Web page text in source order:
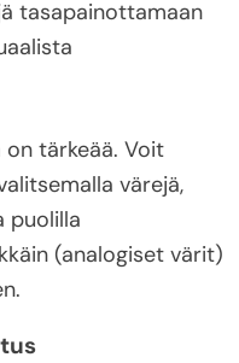
tasapainottamaan
tärkeää. Voit
värejä,
puolilla
(analogiset värit)